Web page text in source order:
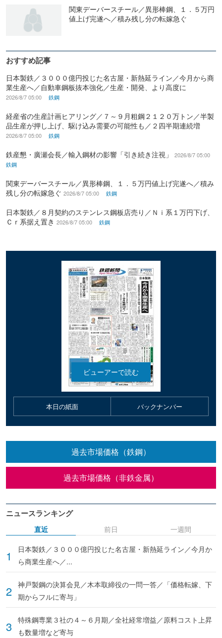
関東デーバースチール／異形棒鋼、１．５万円
値上げ完遂へ／積み残し分の転嫁急ぐ
おすすめ記事
日本製鉄／３０００億円投じた名古屋・新熱延ライン／今月から商
業生産へ／自動車鋼板抜本強化／生産・開発、より高度に
2026/8/7 05:00 鉄鋼
経産省の生産計画ヒアリング／７～９月粗鋼２１２０万トン／半製
品生産が押し上げ、駆け込み需要の可能性も／２四半期連続増
2026/8/7 05:00 鉄鋼
鉄産懇・廣瀬会長／輸入鋼材の影響「引き続き注視」
2026/8/7 05:00
鉄鋼
関東デーバースチール／異形棒鋼、１．５万円値上げ完遂へ／積み
残し分の転嫁急ぐ 2026/8/7 05:00 鉄鋼
日本製鉄／８月契約のステンレス鋼板店売り／Ｎｉ系１万円下げ、
Ｃｒ系据え置き 2026/8/7 05:00 鉄鋼
本日の紙面 バックナンバー
過去市場価格（鉄鋼）
過去市場価格（非鉄金属）
ニュースランキング
直近
日本製鉄／３０００億円投じた名古屋・新熱延ライン／今月か
ら商業生産へ／...
神戸製鋼の決算会見／木本取締役の一問一答／「価格転嫁、下
期からフルに寄与」
特殊鋼専業３社の４～６月期／全社経常増益／原料コスト上昇
も数量増など寄与
前日 一週間